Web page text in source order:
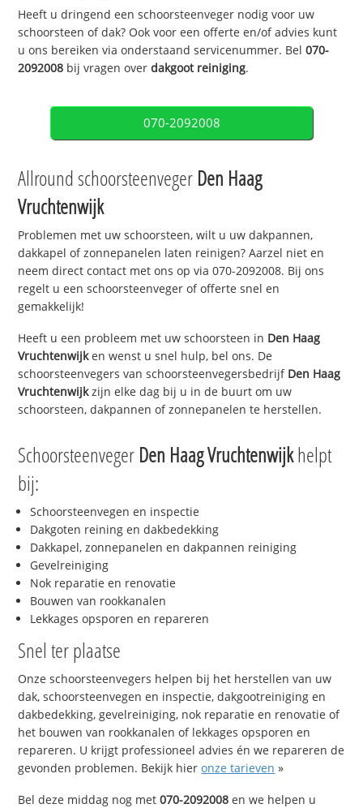
Heeft u dringend een schoorsteenveger nodig voor uw
schoorsteen of dak? Ook voor een offerte en/of advies kunt
u ons bereiken via onderstaand servicenummer. Bel070-
2092008 bij vragen overdakgoot reiniging.
070-2092008
Allround schoorsteenveger Den Haag
Vruchtenwijk
Problemen met uw schoorsteen, wilt u uw dakpannen,
dakkapel of zonnepanelen laten reinigen? Aarzel niet en
neem direct contact met ons op via 070-2092008. Bij ons
regelt u een schoorsteenveger of offerte snel en
gemakkelijk!
Heeft u een probleem met uw schoorsteen in Den Haag
Vruchtenwijken wenst u snel hulp, bel ons. De
schoorsteenvegers van schoorsteenvegersbedrijf Den Haag
Vruchtenwijkzijn elke dag bij u in de buurt om uw
schoorsteen, dakpannen of zonnepanelen te herstellen.
Schoorsteenveger Den Haag Vruchtenwijkhelpt
bij:
Schoorsteenvegen en inspectie
Dakgoten reining en dakbedekking
Dakkapel, zonnepanelen en dakpannen reiniging
Gevelreiniging
Nok reparatie en renovatie
Bouwen van rookkanalen
Lekkages opsporen en repareren
Snel ter plaatse
Onze schoorsteenvegers helpen bij het herstellen van uw
dak, schoorsteenvegen en inspectie, dakgootreiniging en
dakbedekking, gevelreiniging, nok reparatie en renovatie of
het bouwen van rookkanalen of lekkages opsporen en
repareren. U krijgt professioneel advies én we repareren de
gevonden problemen. Bekijk hieronze tarieven »
Bel deze middag nog met070-2092008 en we helpen u